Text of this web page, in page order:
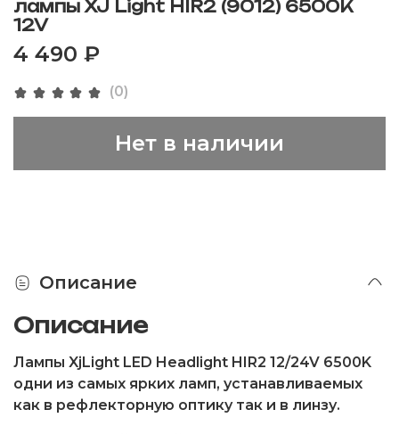
(0)
лампы XJ Light HIR2 (9012) 6500K
12V
4 490 ₽
Нет в наличии
Описание
Описание
Лампы XjLight LED Headlight HIR2 12/24V 6500K
одни из самых ярких ламп, устанавливаемых
как в рефлекторную оптику так и в линзу.